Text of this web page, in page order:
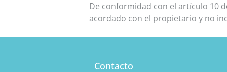
De conformidad con el artículo 10
acordado con el propietario y no
Contacto